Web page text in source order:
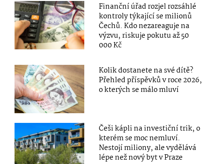
Finanční úřad rozjel rozsáhlé
kontroly týkající se milionů
Čechů. Kdo nezareaguje na
výzvu, riskuje pokutu až 50
000 Kč
Kolik dostanete na své dítě?
Přehled příspěvků v roce 2026,
o kterých se málo mluví
Češi kápli na investiční trik, o
kterém se moc nemluví.
Nestojí miliony, ale vydělává
lépe než nový byt v Praze